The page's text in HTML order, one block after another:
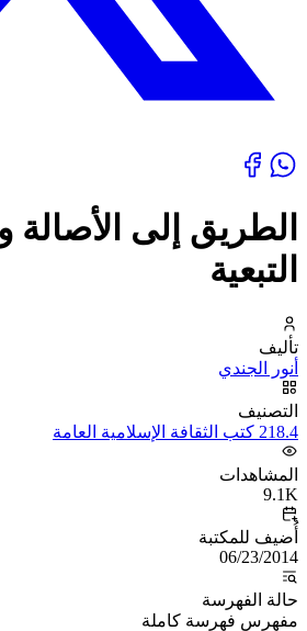
الطريق إلى
التبعية
تأليف
أنور الجندي
التصنيف
218.4 كتب الثقافة الإسلامية العامة
المشاهدات
9.1K
أُضيف للمكتبة
06/23/2014
حالة الفهرسة
مفهرس فهرسة كاملة